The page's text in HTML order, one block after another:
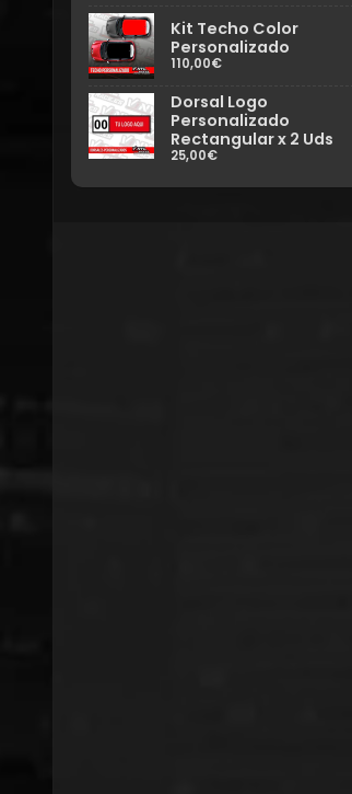
Kit Techo Color
Personalizado
110,00€
Dorsal Logo
Personalizado
Rectangular x 2 Uds
25,00€